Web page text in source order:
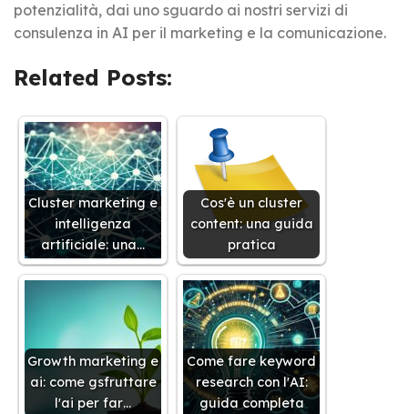
potenzialità, dai uno sguardo ai nostri servizi di
consulenza in AI per il marketing e la comunicazione.
Related Posts:
Cluster marketing e
intelligenza
artificiale: una…
Cos'è un cluster
content: una guida
pratica
Growth marketing e
ai: come gsfruttare
l'ai per far…
Come fare keyword
research con l'AI:
guida completa